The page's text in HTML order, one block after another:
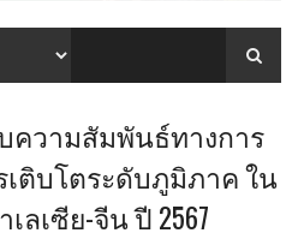
ความสัมพันธ์ทางการ
ติบโตระดับภูมิภาค ใน
ลเซีย-จีน ปี 2567